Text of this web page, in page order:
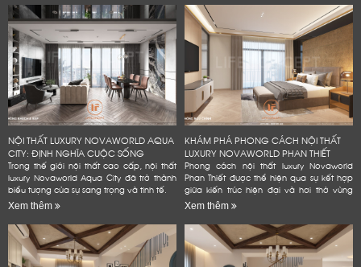
NỘI THẤT LUXURY NOVAWORLD AQUA
CITY: ĐỊNH NGHĨA CUỘC SỐNG
ĐẲNG...
Trong thế giới nội thất cao cấp, nội thất
luxury Novaworld Aqua City đã trở thành
biểu tượng của sự sang trọng và tinh tế.
Xem thêm
KHÁM PHÁ PHONG CÁCH NỘI THẤT
LUXURY NOVAWORLD PHAN THIẾT
Phong cách nội thất luxury Novaworld
Phan Thiết được thể hiện qua sự kết hợp
giữa kiến trúc hiện đại và hơi thở vùng
biển.
Xem thêm